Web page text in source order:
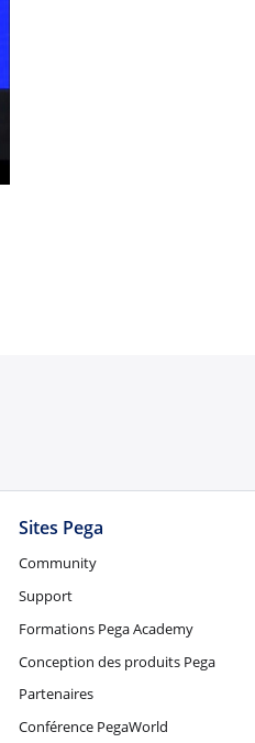
Sites Pega
Community
Support
Formations Pega Academy
Conception des produits Pega
Partenaires
Conférence PegaWorld